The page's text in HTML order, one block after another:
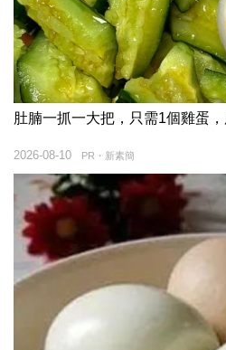
肚腩一抓一大把，只需1個雞蛋
PR・新素簡
2026-08-10